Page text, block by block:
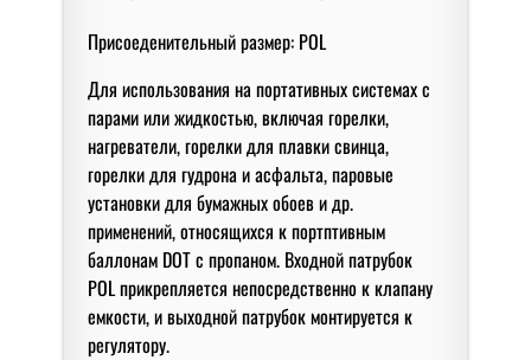
Присоеденительный размер: POL
Для использования на портативных системах с
парами или жидкостью, включая горелки,
нагреватели, горелки для плавки свинца,
горелки для гудрона и асфальта, паровые
установки для бумажных обоев и др.
применений, относящихся к портптивным
баллонам DOT с пропаном. Входной патрубок
POL прикрепляется непосредственно к клапану
емкости, и выходной патрубок монтируется к
регулятору.